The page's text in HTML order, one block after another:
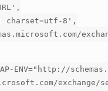
charset=utf-8',
ENV="http://
exchange/